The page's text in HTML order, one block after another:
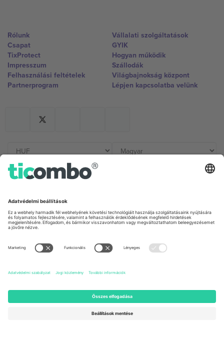
Rólunk
Csapat
TixProtect
Impresszum
Felhasználási feltételek
Partnerprogram
Vállalati szolgáltatások
GYIK
Hogyan működik
Szállodák
Világbajnokság központ
Lépjen kapcsolatba velünk
Germany
Unter den Linden 24, 10117
Berlin, Germany
United Kingdom
167 City Road, London, Greater
Newark, Delaware 19713, United
States
Engelberg, Switzerland